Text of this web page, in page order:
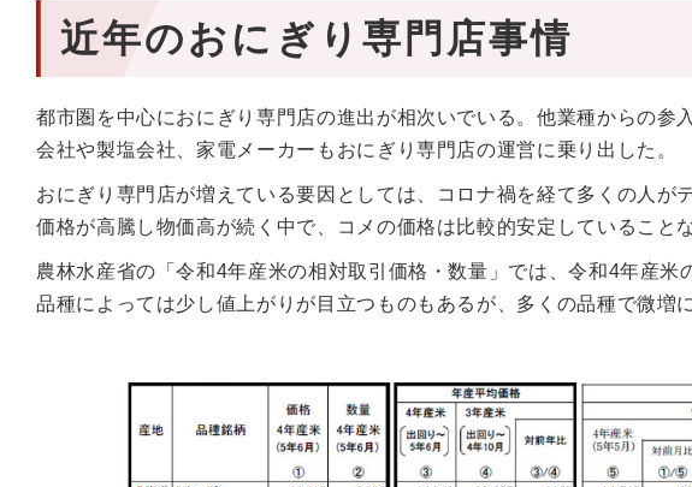
近年のおにぎり専門店事情
都市圏を中心におにぎり専門店の進出が相次いでいる。他業種からの参
会社や製塩会社、家電メーカーもおにぎり専門店の運営に乗り出した。
おにぎり専門店が増えている要因としては、コロナ禍を経て多くの人が
価格が高騰し物価高が続く中で、コメの価格は比較的安定していること
農林水産省の「令和4年産米の相対取引価格・数量」では、令和4年産
品種によっては少し値上がりが目立つものもあるが、多くの品種で微増